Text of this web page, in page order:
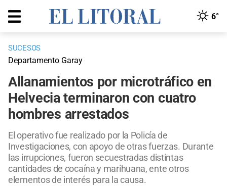
6°
SUCESOS
Departamento Garay
Allanamientos por microtráfico en
Helvecia terminaron con cuatro
hombres arrestados
El operativo fue realizado por la Policía de
Investigaciones, con apoyo de otras fuerzas. Durante
las irrupciones, fueron secuestradas distintas
cantidades de cocaína y marihuana, ente otros
elementos de interés para la causa.